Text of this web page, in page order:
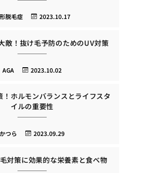
2023.10.17
脱毛症
敵！抜け毛予防のためのUV対策
2023.10.02
AGA
！ホルモンバランスとライフスタ
イルの重要性
2023.09.29
かつら
対策に効果的な栄養素と食べ物